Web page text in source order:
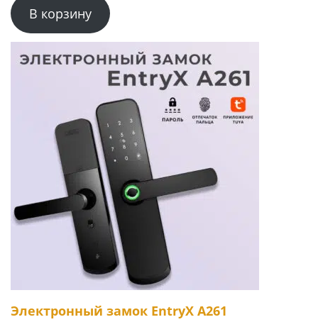
В корзину
Электронный замок EntryX A261